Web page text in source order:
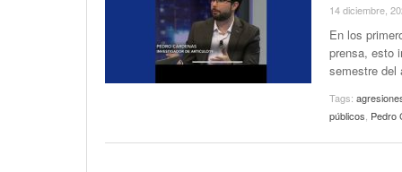
14 diciembre,
En los
prensa, esto
semestre del
Tags:
públicos Pedro